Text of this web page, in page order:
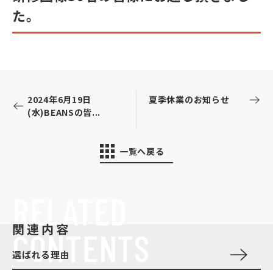
た。
2024年6月19日
(水)BEANSの皆...
一覧へ戻る
夏季休業のお知らせ
CONTENTS
関連内容
選ばれる理由